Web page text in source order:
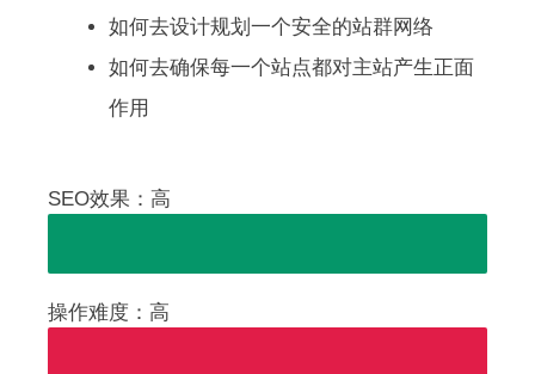
如何去设计规划一个安全的站群网络
如何去确保每一个站点都对主站产生正面
作用
SEO效果：高
操作难度：高